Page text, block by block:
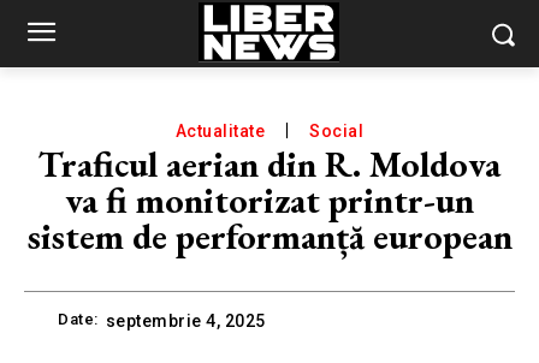
Actualitate Social
Traficul aerian din R. Moldova
va fi monitorizat printr-un
sistem de performanță european
Date: septembrie 4, 2025